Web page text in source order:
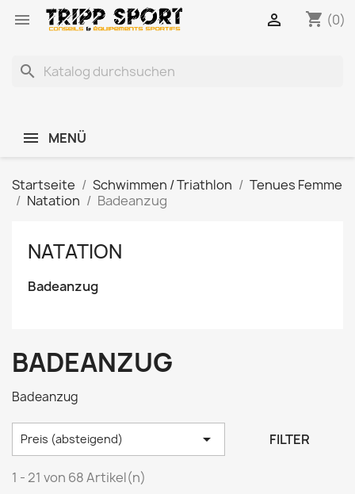
 shopping_cart (0)

search
MENÜ
Startseite Schwimmen / Triathlon
Tenues Femme
Natation
Badeanzug
NATATION
Badeanzug
BADEANZUG
Badeanzug
Preis (absteigend)  FILTER
1 - 21 von 68 Artikel(n)